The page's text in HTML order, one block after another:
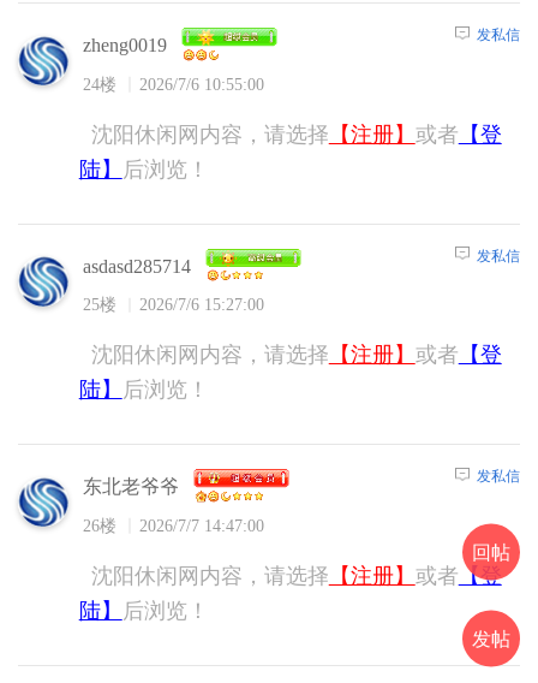
zheng0019
24楼 2026/7/6 10:55:00
发私信
沈阳休闲网内容，请选择 【注册】 或者 【登
陆】
后浏览！
asdasd285714
25楼 2026/7/6 15:27:00
发私信
沈阳休闲网内容，请选择 【注册】 或者 【登
陆】
后浏览！
东北老爷爷
26楼 2026/7/7 14:47:00
发私信
沈阳休闲网内容，请选择 【注册】 或者 【登
陆】
后浏览！
回帖
发帖